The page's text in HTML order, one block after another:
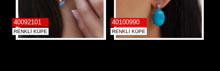
40092101
RENKLİ KÜPE
40100990
RENKLİ KÜPE